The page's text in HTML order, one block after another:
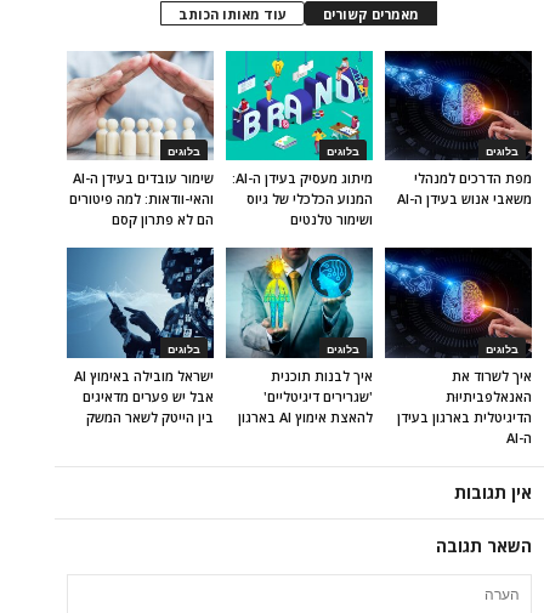
מאמרים קשורים עוד מאותו הכותב
בלוגים
שימור עובדים בעידן ה-AI
והאי-וודאות: למה פיטורים
הם לא פתרון קסם
בלוגים
מיתוג מעסיק בעידן ה-AI:
המנוע הכלכלי של גיוס
ושימור טלנטים
בלוגים
מפת הדרכים למנהלי
משאבי אנוש בעידן ה-AI
בלוגים
ישראל מובילה באימוץ AI
אבל יש פערים מדאיגים
בין הייטק לשאר המשק
בלוגים
איך לבנות תוכנית
'שגרירים דיגיטליים'
להאצת אימוץ AI בארגון
בלוגים
איך לשרוד את
האנאלפביתיוּת
הדיגיטלית בארגון בעידן
ה-AI
אין תגובות
השאר תגובה